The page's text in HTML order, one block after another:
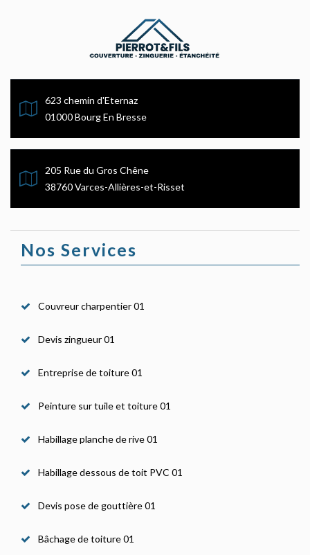
623 chemin d'Eternaz
01000 Bourg En Bresse
205 Rue du Gros Chêne
38760 Varces-Allières-et-Risset
Nos Services
Couvreur charpentier 01
Devis zingueur 01
Entreprise de toiture 01
Peinture sur tuile et toiture 01
Habillage planche de rive 01
Habillage dessous de toit PVC 01
Devis pose de gouttière 01
Bâchage de toiture 01